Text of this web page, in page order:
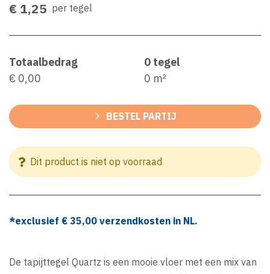
€ 1,25 per tegel
Totaalbedrag
€ 0,00
0 tegel
0 m²
BESTEL PARTIJ
Dit product is niet op voorraad
*exclusief € 35,00 verzendkosten in NL.
De tapijttegel Quartz is een mooie vloer met een mix van